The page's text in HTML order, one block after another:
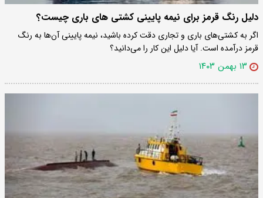
دلیل رنگ‌ قرمز برای نیمه پایینی کشتی‌ های باری چیست؟
اگر به کشتی‌های باری و تجاری دقت کرده باشید، نیمه پایینی آن‌ها به رنگ
قرمز درآمده است. آیا دلیل این کار را می‌دانید؟
۱۳ بهمن ۱۴۰۳